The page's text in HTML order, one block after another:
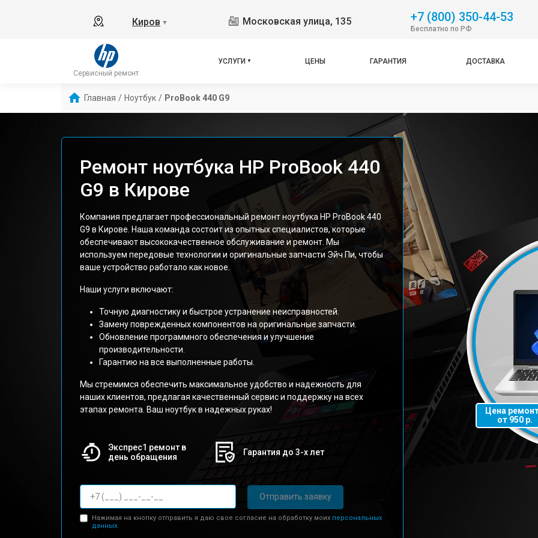
Киров ▼ Московская улица, 135 +7 (800) 350-44-53
Бесплатно по РФ
Сервисный ремонт
УСЛУГИ ЦЕНЫ ГАРАНТИЯ ДОСТАВКА
Главная / Ноутбук / ProBook 440 G9
Ремонт ноутбука HP ProBook 440
G9 в Кирове
Компания предлагает профессиональный ремонт ноутбука HP ProBook 440
G9 в Кирове. Наша команда состоит из опытных специалистов, которые
обеспечивают высококачественное обслуживание и ремонт. Мы
используем передовые технологии и оригинальные запчасти Эйч Пи, чтобы
ваше устройство работало как новое.
Наши услуги включают:
Точную диагностику и быстрое устранение неисправностей.
Замену поврежденных компонентов на оригинальные запчасти.
Обновление программного обеспечения и улучшение
производительности.
Гарантию на все выполненные работы.
Мы стремимся обеспечить максимальное удобство и надежность для
наших клиентов, предлагая качественный сервис и поддержку на всех
этапах ремонта. Ваш ноутбук в надежных руках!
Экспрес1 ремонт в
день обращения
Гарантия до 3-х лет
Отправить заявку
Нажимая на кнопку отправить я даю свое согласие на обработку моих персональных
данных.
Цена
от 950 р.